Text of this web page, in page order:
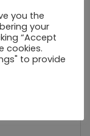
you the
your
“Accept
cookies.
to provide